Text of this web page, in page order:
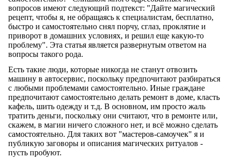
вопросов имеют следующий подтекст: "Дайте магический
рецепт, чтобы я, не обращаясь к специалистам, бесплатно,
быстро и самостоятельно снял порчу, сглаз, проклятие и
приворот в домашних условиях, и решил еще какую-то
проблему". Эта статья является развернутым ответом на
вопросы такого рода.
Есть такие люди, которые никогда не станут отвозить
машину в автосервис, поскольку предпочитают разбираться
с любыми проблемами самостоятельно. Иные граждане
предпочитают самостоятельно делать ремонт в доме, класть
кафель, шить одежду и т.д. В основном, им просто жаль
тратить деньги, поскольку они считают, что в ремонте или,
скажем, в магии ничего сложного нет, и всё можно сделать
самостоятельно. Для таких вот "мастеров-самоучек" я и
публикую заговоры и описания магических ритуалов -
пусть пробуют.